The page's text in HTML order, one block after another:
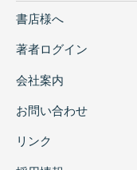
書店様へ
著者ログイン
会社案内
お問い合わせ
リンク